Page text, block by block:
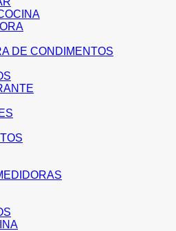
DE CONDIMENTOS